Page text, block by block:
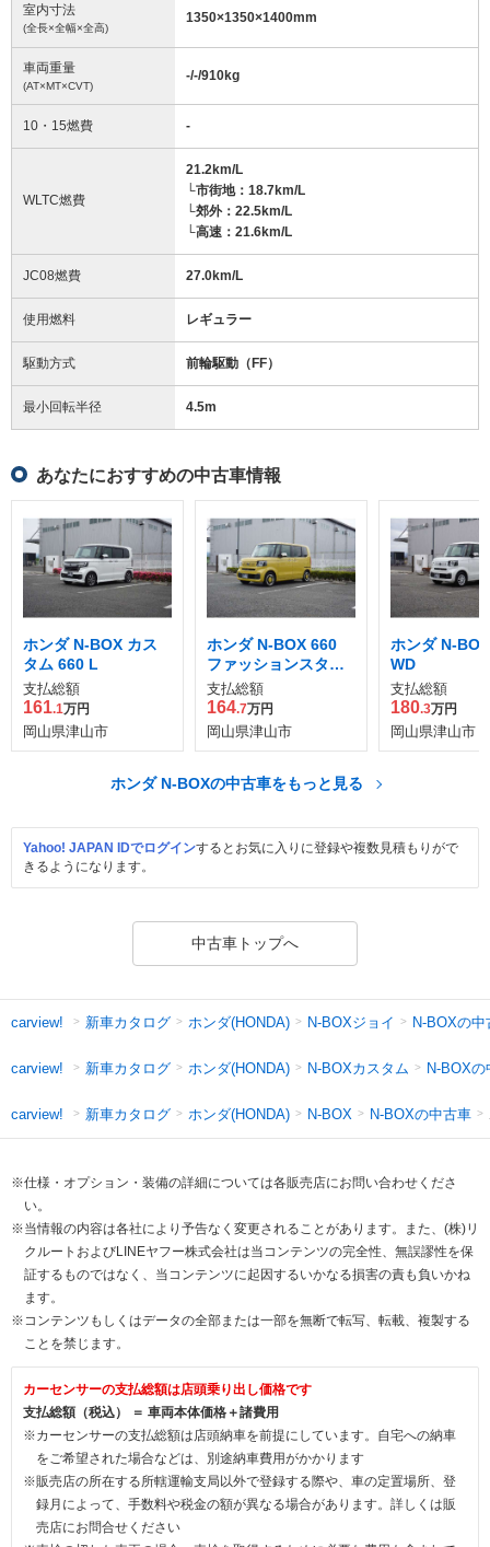
室内寸法
(全長×全幅×全高)
1350×1350×1400mm
車両重量
(AT×MT×CVT)
-/-/910kg
10・15燃費 -
WLTC燃費
21.2km/L
└市街地：18.7km/L
└郊外：22.5km/L
└高速：21.6km/L
JC08燃費 27.0km/L
使用燃料 レギュラー
駆動方式 前輪駆動（FF）
最小回転半径 4.5m
あなたにおすすめの中古車情報
ホンダ N-BOX カス
タム 660 L
支払総額
161.1万円
岡山県津山市
ホンダ N-BOX 660
ファッションスタイ
ル
支払総額
164.7万円
岡山県津山市
ホンダ N-
WD
支払総額
180.3万円
岡山県津山市
ホンダ N-BOXの中古車をもっと見る
Yahoo! JAPAN IDでログインするとお気に入りに登録や複数見積もりがで
きるようになります。
中古車トップへ
carview! 新車カタログ ホンダ(HONDA) N-BOXジョイ N-BOXの中
carview! 新車カタログ ホンダ(HONDA) N-BOXカスタム N-BOXの
carview! 新車カタログ ホンダ(HONDA) N-BOX N-BOXの中古車
※仕様・オプション・装備の詳細については各販売店にお問い合わせくださ
い。
※当情報の内容は各社により予告なく変更されることがあります。また、(株)リ
クルートおよびLINEヤフー株式会社は当コンテンツの完全性、無誤謬性を保
証するものではなく、当コンテンツに起因するいかなる損害の責も負いかね
ます。
※コンテンツもしくはデータの全部または一部を無断で転写、転載、複製する
ことを禁じます。
カーセンサーの支払総額は店頭乗り出し価格です
支払総額（税込） ＝ 車両本体価格＋諸費用
※カーセンサーの支払総額は店頭納車を前提にしています。自宅への納車
をご希望された場合などは、別途納車費用がかかります
※販売店の所在する所轄運輸支局以外で登録する際や、車の定置場所、登
録月によって、手数料や税金の額が異なる場合があります。詳しくは販
売店にお問合せください